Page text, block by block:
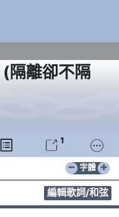
(隔離卻不隔
  1 
− +
字體
編輯歌詞/和弦